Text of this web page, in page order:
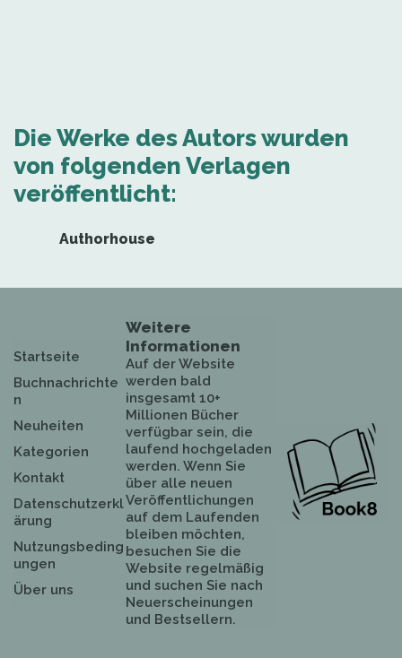
Die Werke des Autors wurden
von folgenden Verlagen
veröffentlicht:
Authorhouse
Startseite
Buchnachrichte
n
Neuheiten
Kategorien
Kontakt
Datenschutzerkl
ärung
Nutzungsbeding
ungen
Über uns
Weitere
Informationen
Auf der Website
werden bald
insgesamt 10+
Millionen Bücher
verfügbar sein, die
laufend hochgeladen
werden. Wenn Sie
über alle neuen
Veröffentlichungen
auf dem Laufenden
bleiben möchten,
besuchen Sie die
Website regelmäßig
und suchen Sie nach
Neuerscheinungen
und Bestsellern.